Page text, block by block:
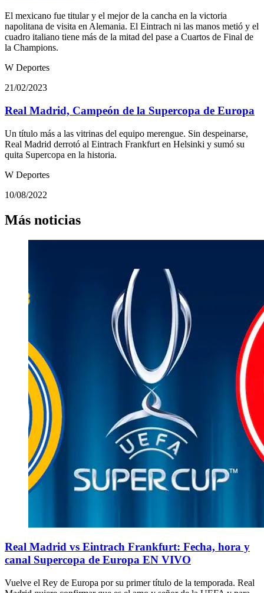
El mexicano fue titular y el mejor de la cancha en la victoria
napolitana de visita en Alemania. El Eintrach ni las manos metió y el
cuadro italiano tiene más de la mitad del pase a Cuartos de Final de
la Champions.
W Deportes
21/02/2023
Real Madrid, Campeón de la Supercopa de Europa
Un título más a las vitrinas del equipo merengue. Sin despeinarse,
Real Madrid derrotó al Eintrach Frankfurt en Helsinki y sumó su
quita Supercopa en la historia.
W Deportes
10/08/2022
Más noticias
Real Madrid vs Eintrach Frankfurt: Fecha, hora y
canal Supercopa de Europa EN VIVO
Vuelve el Rey de Europa por su primer título de la temporada. Real